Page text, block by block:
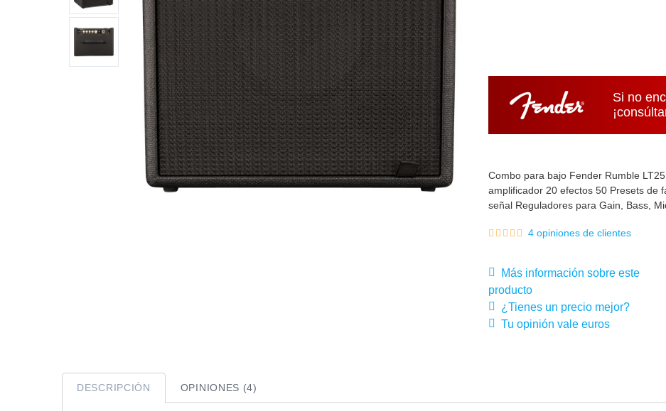
Si no
Combo para bajo Fender Rumble
amplificador 20 efectos 50 Presets de
señal Reguladores para Gain, Bass,
4 opiniones de clientes
Más información sobre este
producto
¿Tienes un precio mejor?
Tu opinión vale euros
DESCRIPCIÓN OPINIONES (4)